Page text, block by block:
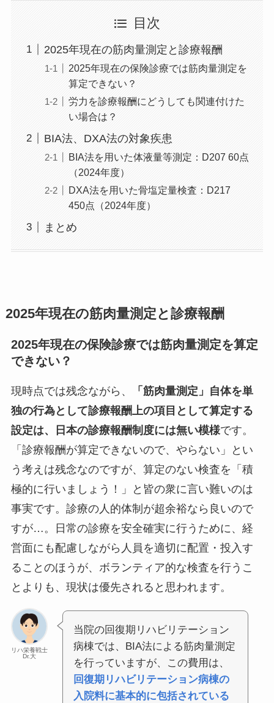
目次
2025年現在の筋肉量測定と診療報酬
2025年現在の保険診療では筋肉量測定を
算定できない？
労力を診療報酬にどうしても関連付けた
い場合は？
BIA法、DXA法の対象疾患
BIA法を用いた体液量等測定：D207 60点
（2024年度）
DXA法を用いた骨塩定量検査：D217
450点（2024年度）
まとめ
2025年現在の筋肉量測定と診療報酬
2025年現在の保険診療では筋肉量測定を算定
できない？
現時点では残念ながら、
「筋肉量測定」自体を単
独の行為として診療報酬上の項目として算定する
設定は、日本の診療報酬制度には無い模様です。
「診療報酬が算定できないので、やらない」とい
う考えは残念なのですが、算定のない検査を「積
極的に行いましょう！」と皆の衆に言い難いのは
事実です。診療の人的体制が超余裕なら良いので
すが…。日常の診療を安全確実に行うために、経
営面にも配慮しながら人員を適切に配置・投入す
ることのほうが、ボランティア的な検査を行うこ
とよりも、現状は優先されると思われます。
リハ栄養戦士
Dr.大
当院の回復期リハビリテーション
病棟では、BIA法による筋肉量測定
を行っていますが、この費用は、
回復期リハビリテーション病棟の
入院料に基本的に包括されている